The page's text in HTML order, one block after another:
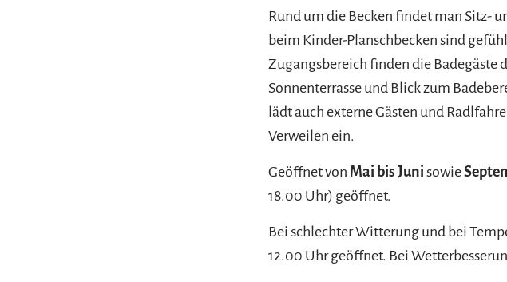
Rund um die Becken findet man Sitz-
beim Kinder-Planschbecken sind
Zugangsbereich finden die Badegäste
Sonnenterrasse und Blick zum
lädt auch externe Gästen und
Verweilen ein.
Geöffnet von Mai bis Juni sowie
18.00 Uhr) geöffnet.
Bei schlechter Witterung und bei
12.00 Uhr geöffnet. Bei